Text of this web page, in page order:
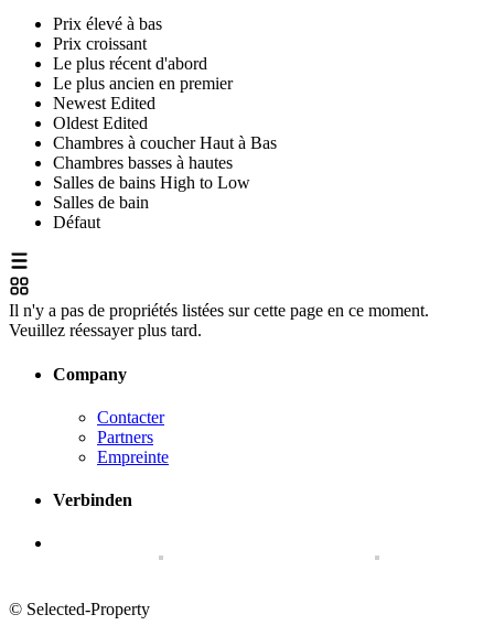
Prix ​​élevé à bas
Prix ​​croissant
Le plus récent d'abord
Le plus ancien en premier
Newest Edited
Oldest Edited
Chambres à coucher Haut à Bas
Chambres basses à hautes
Salles de bains High to Low
Salles de bain
Défaut
Il n'y a pas de propriétés listées sur cette page en ce moment.
Veuillez réessayer plus tard.
Company
Contacter
Partners
Empreinte
Verbinden
© Selected-Property